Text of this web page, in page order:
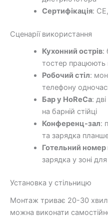
Сертифікація:
Сценарії використання
Кухонний острів:
тостер працюють
Робочий стіл:
телефону
Бар у HoReCa:
на барній стійці
Конференц-зал:
та зарядка
Готельний
зарядка у зоні
Установка у стільницю
Монтаж триває 20-30
можна виконати